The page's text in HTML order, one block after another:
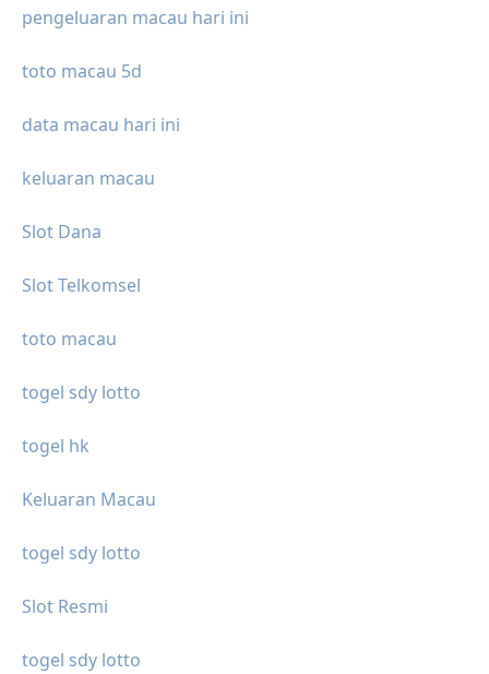
pengeluaran macau hari ini
toto macau 5d
data macau hari ini
keluaran macau
Slot Dana
Slot Telkomsel
toto macau
togel sdy lotto
togel hk
Keluaran Macau
togel sdy lotto
Slot Resmi
togel sdy lotto